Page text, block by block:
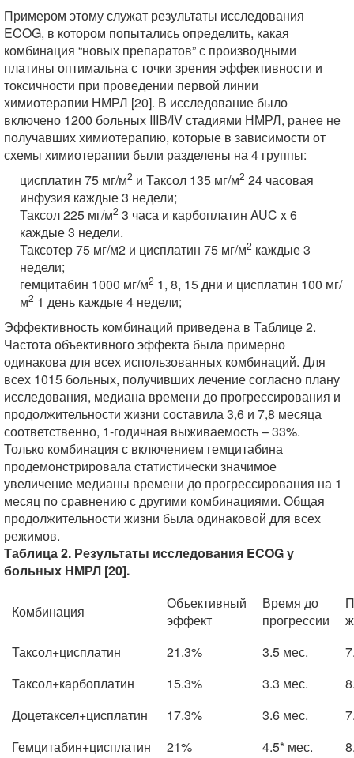
Примером этому служат результаты исследования
ECOG, в котором попытались определить, какая
комбинация “новых препаратов” с производными
платины оптимальна с точки зрения эффективности и
токсичности при проведении первой линии
химиотерапии НМРЛ [20]. В исследование было
включено 1200 больных IIIB/IV стадиями НМРЛ, ранее не
получавших химиотерапию, которые в зависимости от
схемы химиотерапии были разделены на 4 группы:
цисплатин 75 мг/м2 и Таксол 135 мг/м2 24 часовая
инфузия каждые 3 недели;
Таксол 225 мг/м2 3 часа и карбоплатин AUC x 6
каждые 3 недели.
Таксотер 75 мг/м2 и цисплатин 75 мг/м2 каждые 3
недели;
гемцитабин 1000 мг/м2 1, 8, 15 дни и цисплатин 100 мг/
м2 1 день каждые 4 недели;
Эффективность комбинаций приведена в Таблице 2.
Частота объективного эффекта была примерно
одинакова для всех использованных комбинаций. Для
всех 1015 больных, получивших лечение согласно плану
исследования, медиана времени до прогрессирования и
продолжительности жизни составила 3,6 и 7,8 месяца
соответственно, 1-годичная выживаемость – 33%.
Только комбинация с включением гемцитабина
продемонстрировала статистически значимое
увеличение медианы времени до прогрессирования на 1
месяц по сравнению с другими комбинациями. Общая
продолжительности жизни была одинаковой для всех
режимов.
Таблица 2. Результаты исследования ECOG у
больных НМРЛ [20].
Комбинация
Объективный
эффект
Время до
прогрессии
Таксол+цисплатин
21.3% 3.5 мес.
Таксол+карбоплатин
15.3% 3.3 мес.
Доцетаксел+цисплатин
17.3% 3.6 мес.
Гемцитабин+цисплатин
21% 4.5* мес.